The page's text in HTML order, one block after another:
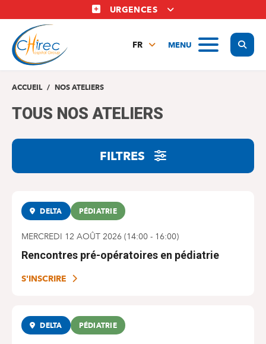
au
contenu
principal
URGENCES
MENU
FR
ACCUEIL NOS ATELIERS
TOUS NOS ATELIERS
FILTRES
DELTA PÉDIATRIE
MERCREDI 12 AOÛT 2026 (14:00 - 16:00)
Rencontres pré-opératoires en pédiatrie
S'INSCRIRE
DELTA PÉDIATRIE